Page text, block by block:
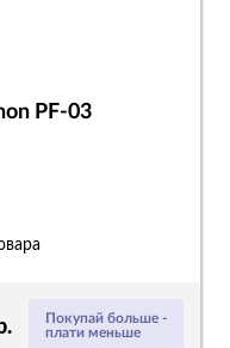
Покупай больше -
плати меньше
PF-03